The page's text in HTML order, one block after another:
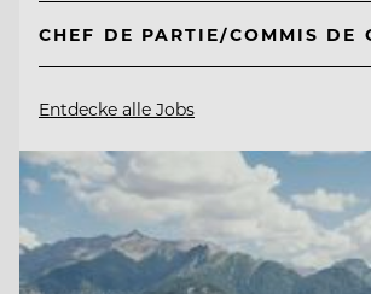
CHEF DE PARTIE/COMMIS DE
Entdecke alle Jobs